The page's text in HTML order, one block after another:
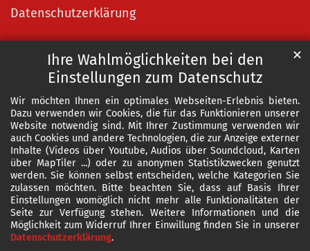
Ihre Wahlmöglichkeiten bei den
Einstellungen zum Datenschutz
Wir möchten Ihnen ein optimales Webseiten-Erlebnis bieten.
Dazu verwenden wir Cookies, die für das Funktionieren unserer
Website notwendig sind. Mit Ihrer Zustimmung verwenden wir
auch Cookies und andere Technologien, die zur Anzeige externer
Inhalte (Videos über Youtube, Audios über Soundcloud, Karten
über MapTiler ...) oder zu anonymen Statistikzwecken genutzt
werden. Sie können selbst entscheiden, welche Kategorien Sie
zulassen möchten. Bitte beachten Sie, dass auf Basis Ihrer
Einstellungen womöglich nicht mehr alle Funktionalitäten der
Seite zur Verfügung stehen. Weitere Informationen und die
Möglichkeit zum Widerruf Ihrer Einwillung finden Sie in unserer
Datenschutzerklärung.
✕
Datenschutzerklärung